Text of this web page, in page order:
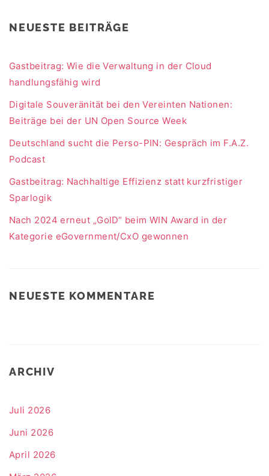
NEUESTE BEITRÄGE
Gastbeitrag: Wie die Verwaltung in der Cloud
handlungsfähig wird
Digitale Souveränität bei den Vereinten Nationen:
Beiträge bei der UN Open Source Week
Deutschland sucht die Perso-PIN: Gespräch im F.A.Z.
Podcast
Gastbeitrag: Nachhaltige Effizienz statt kurzfristiger
Sparlogik
Nach 2024 erneut „GolD“ beim WIN Award in der
Kategorie eGovernment/CxO gewonnen
NEUESTE KOMMENTARE
ARCHIV
Juli 2026
Juni 2026
April 2026